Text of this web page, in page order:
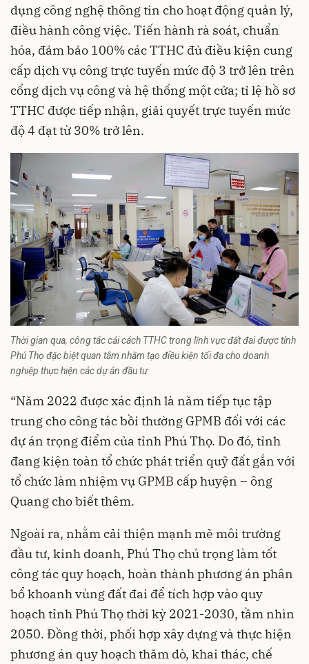
dụng công nghệ thông tin cho hoạt động quản lý,
điều hành công việc. Tiến hành rà soát, chuẩn
hóa, đảm bảo 100% các TTHC đủ điều kiện cung
cấp dịch vụ công trực tuyến mức độ 3 trở lên trên
cổng dịch vụ công và hệ thống một cửa; tỉ lệ hồ sơ
TTHC được tiếp nhận, giải quyết trực tuyến mức
độ 4 đạt từ 30% trở lên.
Thời gian qua, công tác cải cách TTHC trong lĩnh vực đất đai được tỉnh
Phú Thọ đặc biệt quan tâm nhằm tạo điều kiện tối đa cho doanh
nghiệp thực hiện các dự án đầu tư
“Năm 2022 được xác định là năm tiếp tục tập
trung cho công tác bồi thường GPMB đối với các
dự án trọng điểm của tỉnh Phú Thọ. Do đó, tỉnh
đang kiện toàn tổ chức phát triển quỹ đất gắn với
tổ chức làm nhiệm vụ GPMB cấp huyện – ông
Quang cho biết thêm.
Ngoài ra, nhằm cải thiện mạnh mẽ môi trường
đầu tư, kinh doanh, Phú Thọ chú trọng làm tốt
công tác quy hoạch, hoàn thành phương án phân
bổ khoanh vùng đất đai để tích hợp vào quy
hoạch tỉnh Phú Thọ thời kỳ 2021-2030, tầm nhìn
2050. Đồng thời, phối hợp xây dựng và thực hiện
phương án quy hoạch thăm dò, khai thác, chế